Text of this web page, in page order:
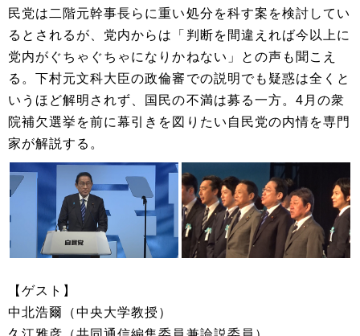
民党は二階元幹事長らに重い処分を科す案を検討してい
るとされるが、党内からは「判断を間違えれば今以上に
党内がぐちゃぐちゃになりかねない」との声も聞こえ
る。下村元文科大臣の政倫審での説明でも疑惑は全くと
いうほど解明されず、国民の不満は募る一方。4月の衆
院補欠選挙を前に幕引きを図りたい自民党の内情を専門
家が解説する。
【ゲスト】
中北浩爾（中央大学教授）